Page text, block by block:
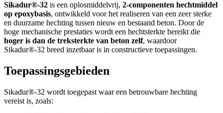
Sikadur®-32 is een oplosmiddelvrij, 2-componenten hechtmiddel
op epoxybasis, ontwikkeld voor het realiseren van een zeer sterke
en duurzame hechting tussen nieuw en bestaand beton. Door de
hoge mechanische prestaties wordt een hechtsterkte bereikt die
hoger is dan de treksterkte van beton zelf, waardoor
Sikadur®-32 breed inzetbaar is in constructieve toepassingen.
Toepassingsgebieden
Sikadur®-32 wordt toegepast waar een betrouwbare hechting
vereist is, zoals: